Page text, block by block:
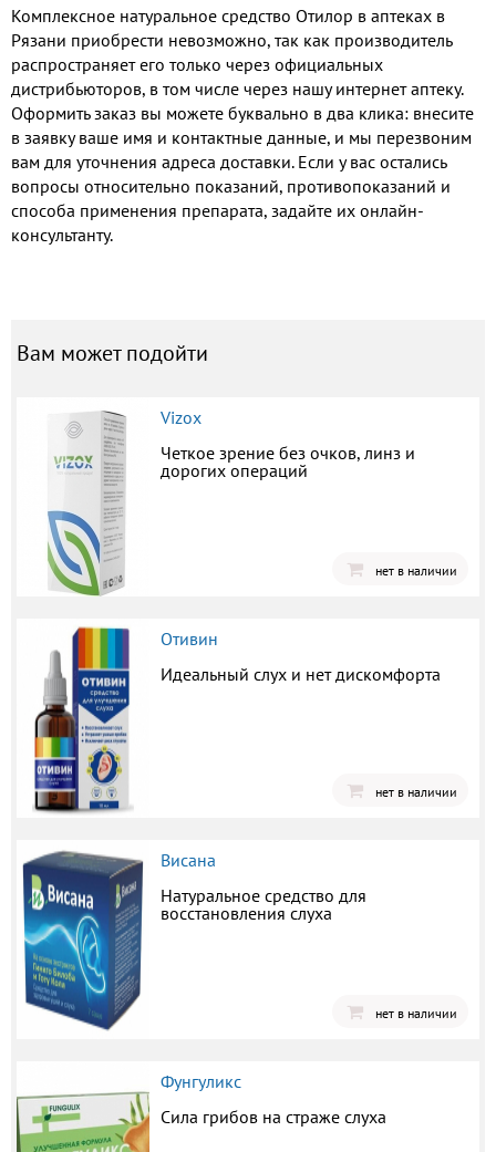
Комплексное натуральное средство Отилор в аптеках в
Рязани приобрести невозможно, так как производитель
распространяет его только через официальных
дистрибьюторов, в том числе через нашу интернет аптеку.
Оформить заказ вы можете буквально в два клика: внесите
в заявку ваше имя и контактные данные, и мы перезвоним
вам для уточнения адреса доставки. Если у вас остались
вопросы относительно показаний, противопоказаний и
способа применения препарата, задайте их онлайн-
консультанту.
Вам может подойти
Vizox
Четкое зрение без очков, линз и
дорогих операций
нет в наличии
Отивин
Идеальный слух и нет дискомфорта
нет в наличии
Висана
Натуральное средство для
восстановления слуха
нет в наличии
Фунгуликс
Сила грибов на страже слуха